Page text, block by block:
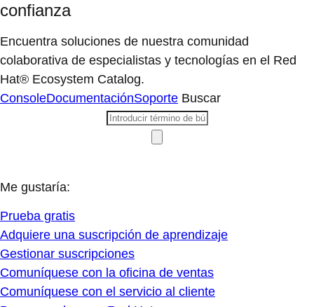
confianza
Encuentra soluciones de nuestra comunidad
colaborativa de especialistas y tecnologías en el Red
Hat® Ecosystem Catalog.
ConsoleDocumentaciónSoporte Buscar
Me gustaría:
Prueba gratis
Adquiere una suscripción de aprendizaje
Gestionar suscripciones
Comuníquese con la oficina de ventas
Comuníquese con el servicio al cliente